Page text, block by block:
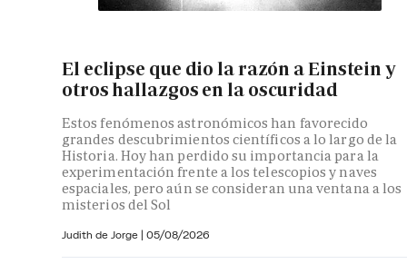
El eclipse que dio la razón a Einstein y
otros hallazgos en la oscuridad
Estos fenómenos astronómicos han favorecido
grandes descubrimientos científicos a lo largo de la
Historia. Hoy han perdido su importancia para la
experimentación frente a los telescopios y naves
espaciales, pero aún se consideran una ventana a los
misterios del Sol
Judith de Jorge | 05/08/2026